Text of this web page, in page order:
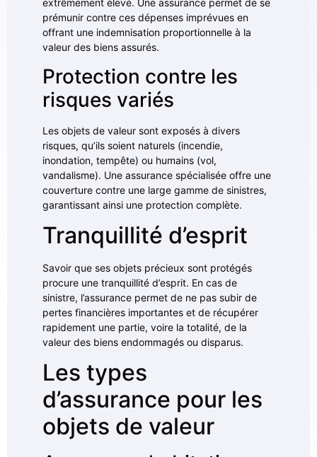
extrêmement élevé. Une assurance permet de se
prémunir contre ces dépenses imprévues en
offrant une indemnisation proportionnelle à la
valeur des biens assurés.
Protection contre les
risques variés
Les objets de valeur sont exposés à divers
risques, qu’ils soient naturels (incendie,
inondation, tempête) ou humains (vol,
vandalisme). Une assurance spécialisée offre une
couverture contre une large gamme de sinistres,
garantissant ainsi une protection complète.
Tranquillité d’esprit
Savoir que ses objets précieux sont protégés
procure une tranquillité d’esprit. En cas de
sinistre, l’assurance permet de ne pas subir de
pertes financières importantes et de récupérer
rapidement une partie, voire la totalité, de la
valeur des biens endommagés ou disparus.
Les types
d’assurance pour les
objets de valeur